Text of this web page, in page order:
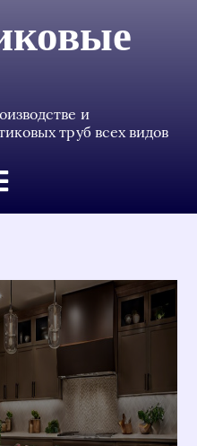
и
труб всех видов